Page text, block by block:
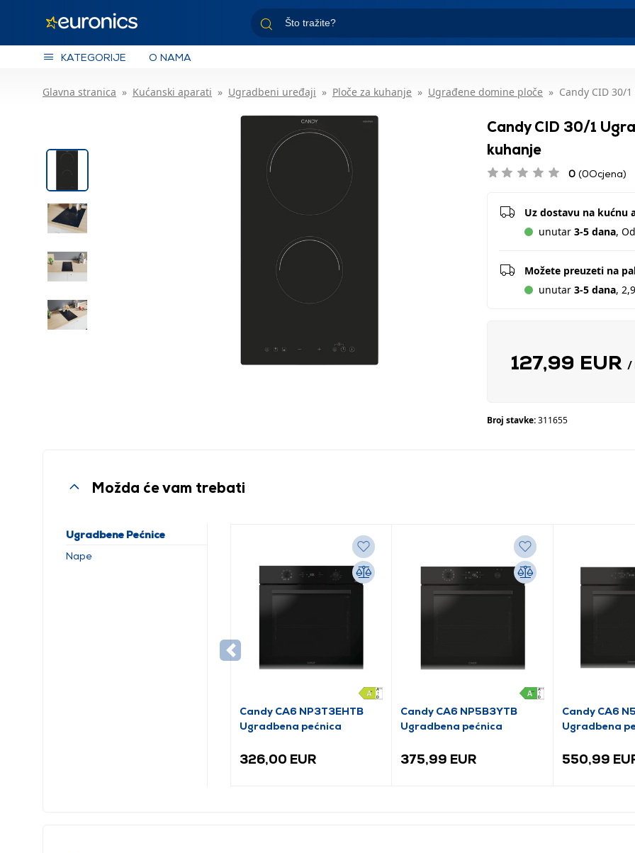
KATEGORIJE O NAMA
Glavna stranica Kućanski aparati Ugradbeni uređaji Ploče za kuhanje Ugrađene domine ploče Candy CID 30/
Candy CID 30/1
kuhanje
0 (0Ocjena)
Uz dostavu na kućnu
unutar 3-5 dana,
Možete preuzeti na
unutar 3-5 dana,
127,99 EUR /
Broj stavke:311655
Možda će vam trebati
Ugradbene Pećnice
Nape
Candy CA6 NP3T3EHTB
Ugradbena pećnica
326,00 EUR
Candy CA6 NP5B3YTB
Ugradbena pećnica
375,99 EUR
Candy CA6
Ugradbena
550,99